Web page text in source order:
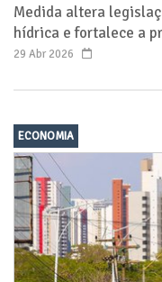
Medida altera
hídrica e fortalece a
29 Abr 2026
ECONOMIA